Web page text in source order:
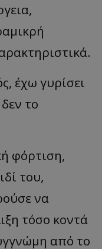
έχω γυρίσει
το
φόρτιση,
του,
να
τόσο κοντά
από το